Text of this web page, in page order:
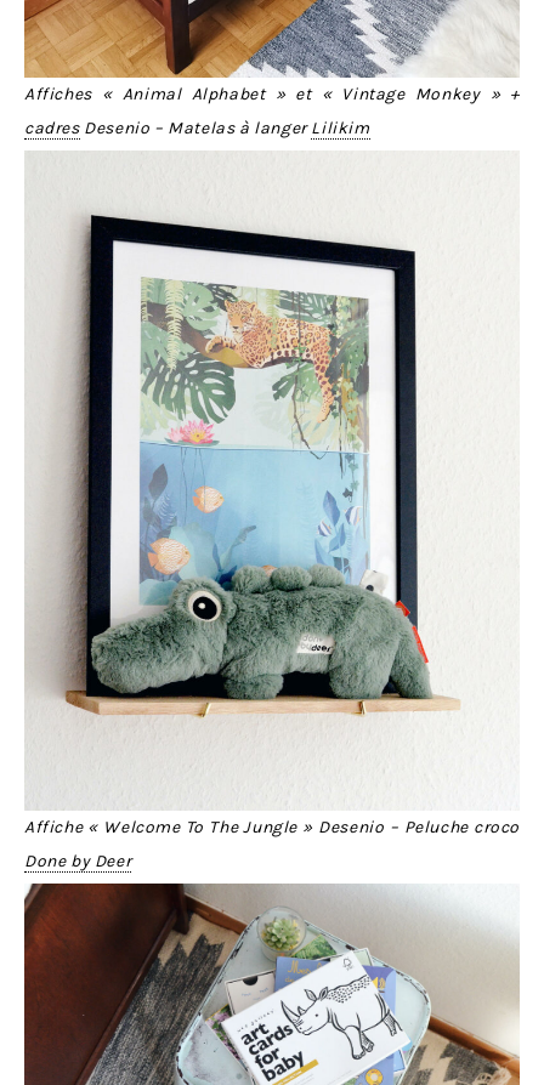
Affiches « Animal Alphabet » et « Vintage Monkey » +
cadresDesenio – Matelas à langerLilikim
Affiche « Welcome To The Jungle » Desenio – Peluche croco
Done by Deer